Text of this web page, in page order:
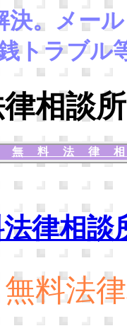
。 メー
トラブル
相談所
無料法律
律相談
無料法